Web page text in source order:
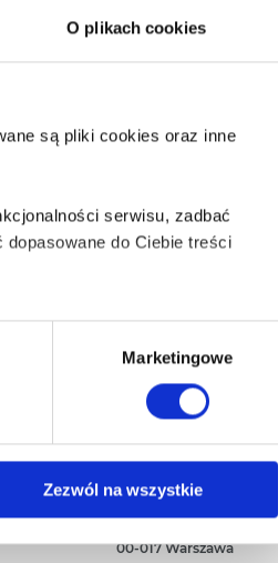
O plikach cookies
są pliki cookies oraz inne
serwisu, zadbać
do Ciebie treści
- są także takie, które wymagają
Marketingowe
Zezwól na wszystkie
Empik S.A
00-017 Warszawa